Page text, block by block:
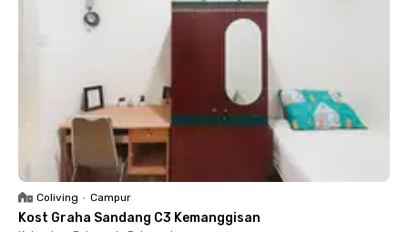
Coliving • Campur
Kost Graha Sandang C3 Kemanggisan